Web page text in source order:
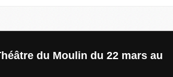
du Moulin du 22 mars au